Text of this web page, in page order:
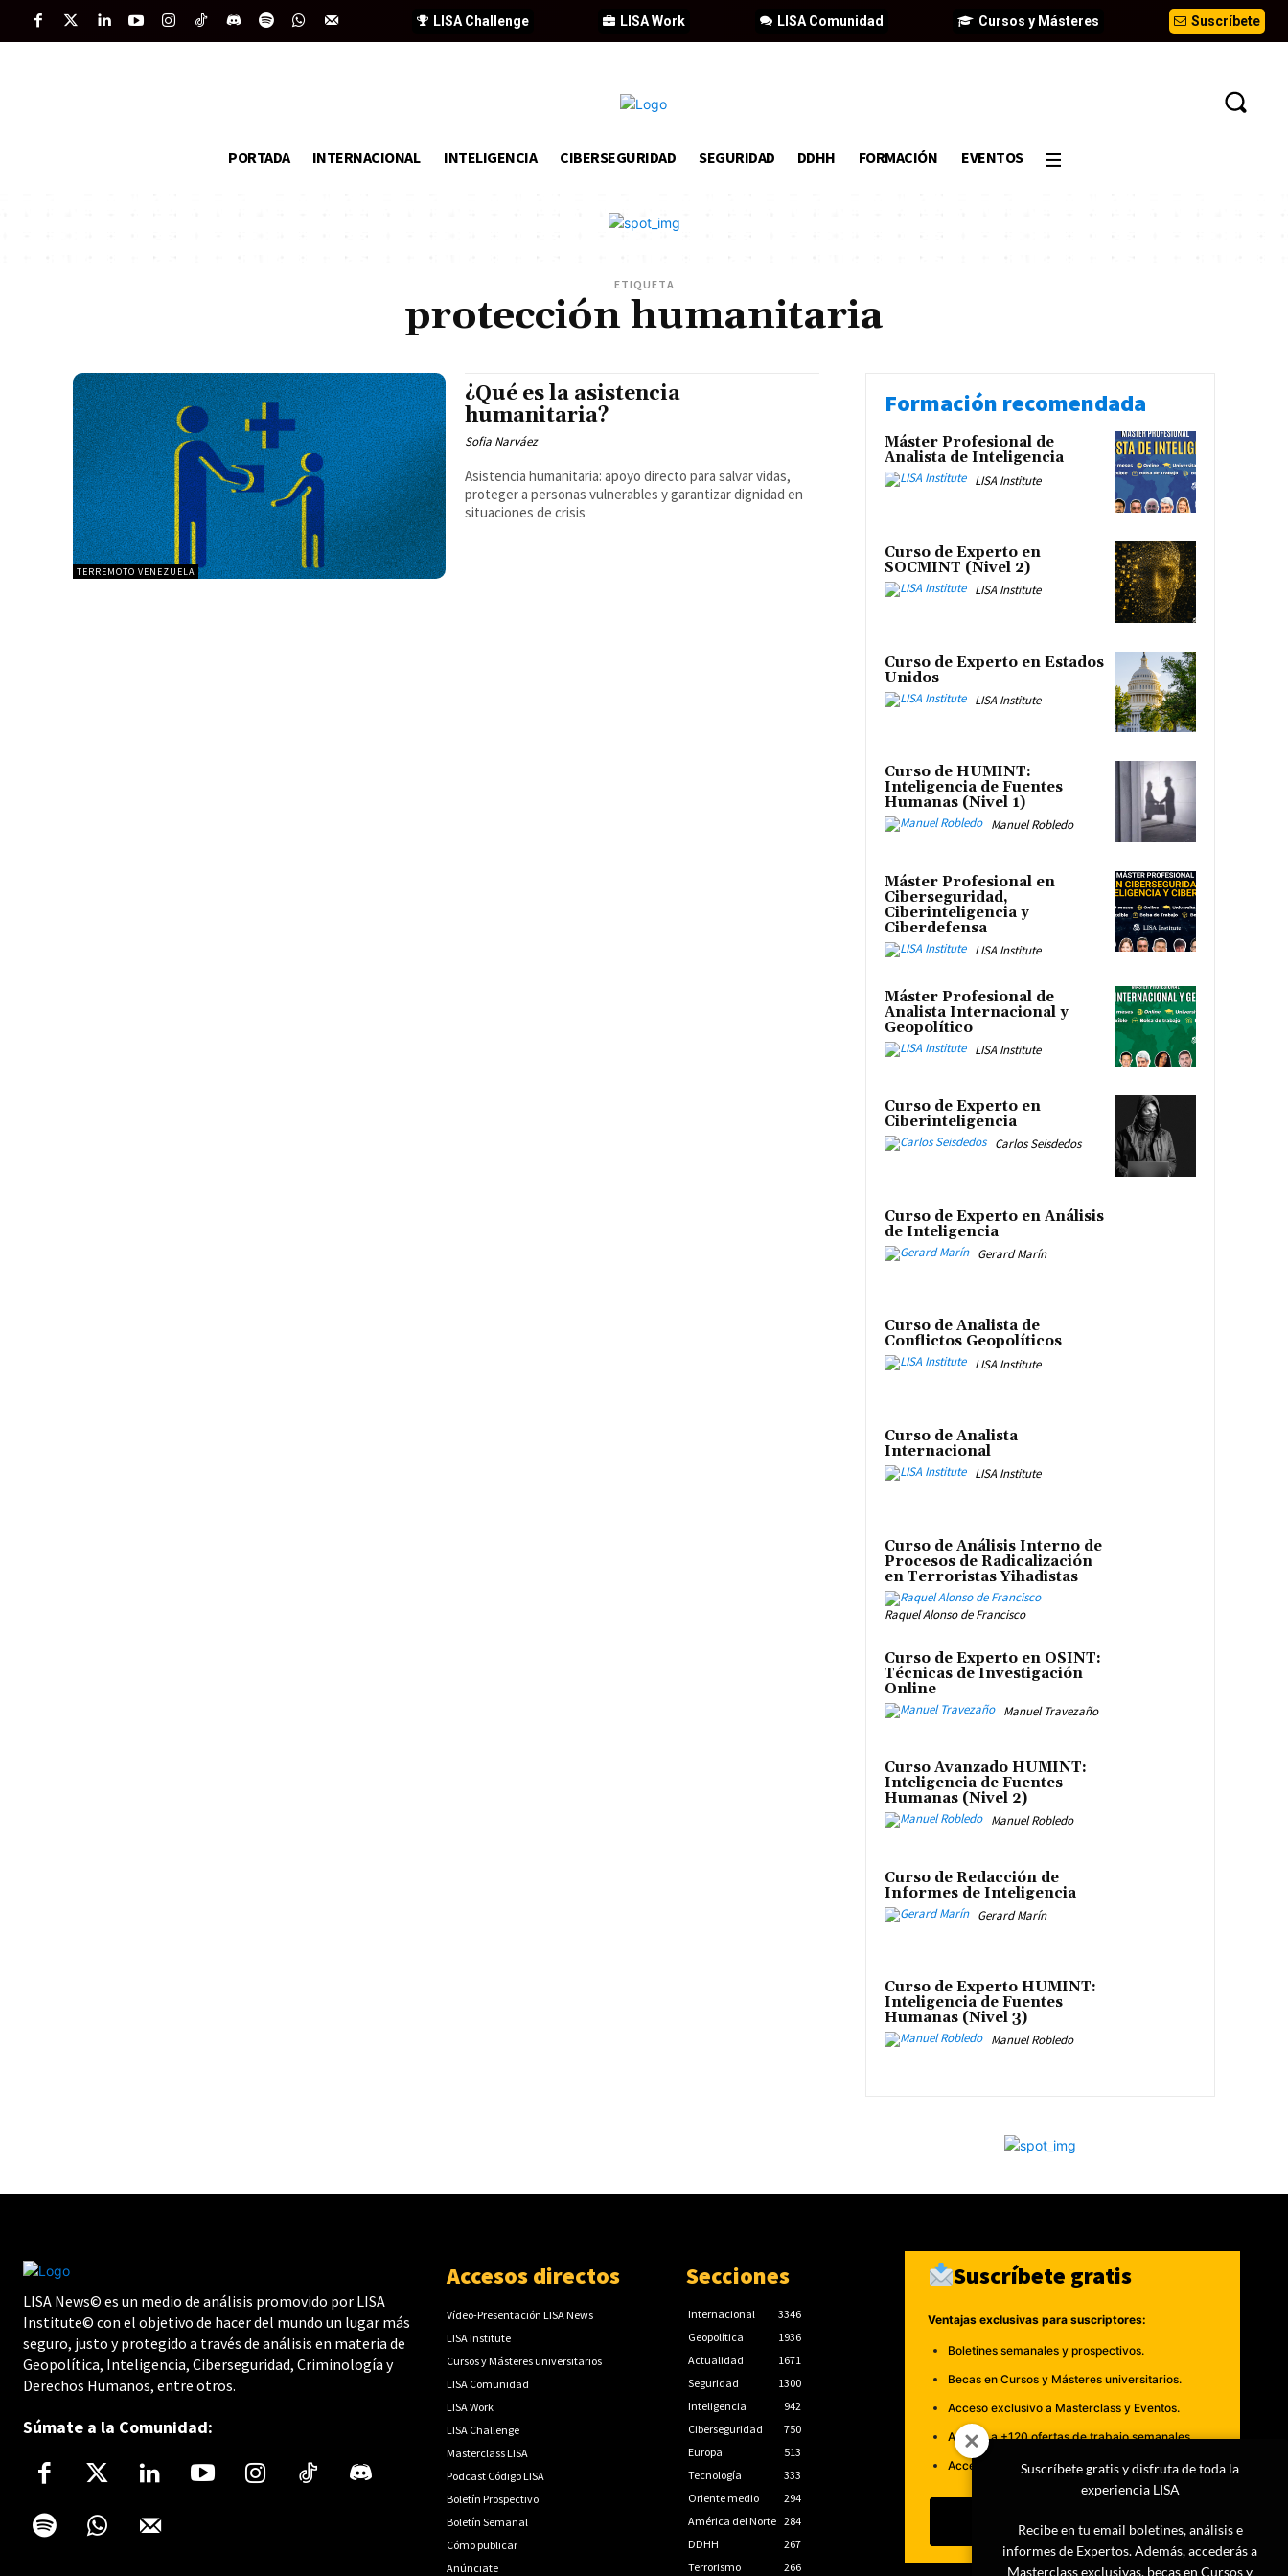
Suscríbete
Cursos y Másteres
LISA Comunidad
LISA Work
LISA Challenge
PORTADA INTERNACIONAL INTELIGENCIA CIBERSEGURIDAD SEGURIDAD DDHH FORMACIÓN EVENTOS
ETIQUETA
protección humanitaria
TERREMOTO VENEZUELA
¿Qué es la asistencia
humanitaria?
Sofia Narváez
Asistencia humanitaria: apoyo directo para salvar vidas,
proteger a personas vulnerables y garantizar dignidad en
situaciones de crisis
Formación recomendada
Máster Profesional de
Analista de Inteligencia
LISA Institute
Curso de Experto en
SOCMINT (Nivel 2)
LISA Institute
Curso de Experto en Estados
Unidos
LISA Institute
Curso de HUMINT:
Inteligencia de Fuentes
Humanas (Nivel 1)
Manuel Robledo
Máster Profesional en
Ciberseguridad,
Ciberinteligencia y
Ciberdefensa
LISA Institute
Máster Profesional de
Analista Internacional y
Geopolítico
LISA Institute
Curso de Experto en
Ciberinteligencia
Carlos Seisdedos
Curso de Experto en Análisis
de Inteligencia
Gerard Marín
Curso de Analista de
Conflictos Geopolíticos
LISA Institute
Curso de Analista
Internacional
LISA Institute
Curso de Análisis Interno de
Procesos de Radicalización
en Terroristas Yihadistas
Raquel Alonso de Francisco
Curso de Experto en OSINT:
Técnicas de Investigación
Online
Manuel Travezaño
Curso Avanzado HUMINT:
Inteligencia de Fuentes
Humanas (Nivel 2)
Manuel Robledo
Curso de Redacción de
Informes de Inteligencia
Gerard Marín
Curso de Experto HUMINT:
Inteligencia de Fuentes
Humanas (Nivel 3)
Manuel Robledo
LISA News© es un medio de análisis promovido por LISA
Institute© con el objetivo de hacer del mundo un lugar más
seguro, justo y protegido a través de análisis en materia de
Geopolítica, Inteligencia, Ciberseguridad, Criminología y
Derechos Humanos, entre otros.
Súmate a la Comunidad:
Accesos directos
Vídeo-Presentación LISA News
LISA Institute
Cursos y Másteres universitarios
LISA Comunidad
LISA Work
LISA Challenge
Masterclass LISA
Podcast Código LISA
Boletín Prospectivo
Boletín Semanal
Cómo publicar
Anúnciate
Secciones
Internacional
3346
Geopolítica
1936
Actualidad
1671
Seguridad
1300
Inteligencia
942
Ciberseguridad
750
Europa
513
Tecnología
333
Oriente medio
294
América del Norte 284
DDHH
267
Terrorismo
266
Suscríbete gratis
Ventajas exclusivas para suscriptores:
Boletines semanales y prospectivos.
Becas en Cursos y Másteres universitarios.
Acceso exclusivo a Masterclass y Eventos.
Acceso a +120 ofertas de trabajo semanales.
Acceso a LISA Comunidad y LISA Challenge.
Suscribirme
Suscríbete gratis y disfruta de toda la
experiencia LISA
Recibe en tu email boletines, análisis e
informes de Expertos. Además, accederás a
Masterclass exclusivas, becas en Cursos y